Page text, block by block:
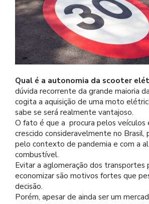
Qual é a autonomia da scooter
dúvida recorrente da grande maioria
cogita a aquisição de uma moto
sabe se será realmente vantajoso.
O fato é que a procura pelos
crescido consideravelmente no Brasil,
pelo contexto de pandemia e com a
combustível.
Evitar a aglomeração dos transportes
economizar são motivos fortes que
decisão.
Porém, apesar de ainda ser um